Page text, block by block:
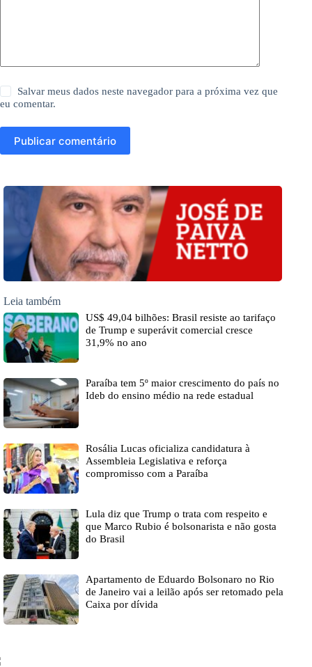
Salvar meus dados neste navegador para a próxima vez que
eu comentar.
Publicar comentário
Leia também
US$ 49,04 bilhões: Brasil resiste ao tarifaço
de Trump e superávit comercial cresce
31,9% no ano
Paraíba tem 5º maior crescimento do país no
Ideb do ensino médio na rede estadual
Rosália Lucas oficializa candidatura à
Assembleia Legislativa e reforça
compromisso com a Paraíba
Lula diz que Trump o trata com respeito e
que Marco Rubio é bolsonarista e não gosta
do Brasil
Apartamento de Eduardo Bolsonaro no Rio
de Janeiro vai a leilão após ser retomado pela
Caixa por dívida